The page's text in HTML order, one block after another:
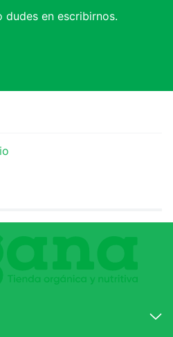
dudes en escribirnos.
de 1 a 5 estrellas